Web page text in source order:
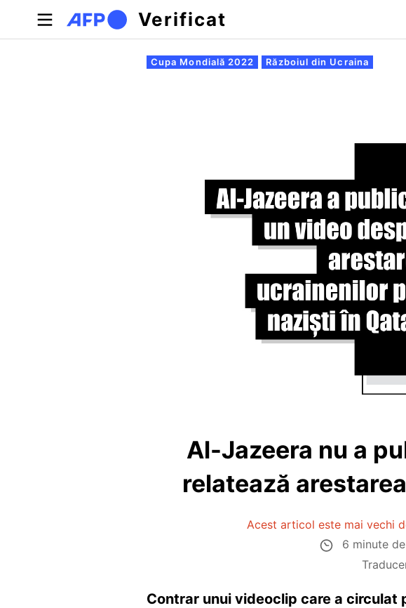
Sari la conținutul principal
Verificat
Filele principale
Cupa Mondială 2022 Războiul din Ucraina
Al-Jazeera nu a
relatează
Acest articol este mai vechi
6 minute
Contrar unui videoclip care a circulat